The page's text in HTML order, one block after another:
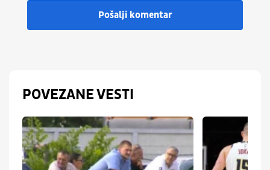
Pošalji komentar
POVEZANE VESTI